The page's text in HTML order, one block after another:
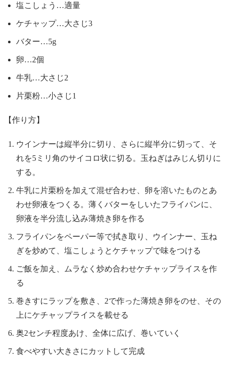
塩こしょう…適量
ケチャップ…大さじ3
バター…5g
卵…2個
牛乳…大さじ2
片栗粉…小さじ1
【作り方】
ウインナーは縦半分に切り、さらに縦半分に切って、そ
れを5ミリ角のサイコロ状に切る。玉ねぎはみじん切りに
する。
牛乳に片栗粉を加えて混ぜ合わせ、卵を溶いたものとあ
わせ卵液をつくる。薄くバターをしいたフライパンに、
卵液を半分流し込み薄焼き卵を作る
フライパンをペーパー等で拭き取り、ウインナー、玉ね
ぎを炒めて、塩こしょうとケチャップで味をつける
ご飯を加え、ムラなく炒め合わせケチャップライスを作
る
巻きすにラップを敷き、2で作った薄焼き卵をのせ、その
上にケチャップライスを載せる
奥2センチ程度あけ、全体に広げ、巻いていく
食べやすい大きさにカットして完成